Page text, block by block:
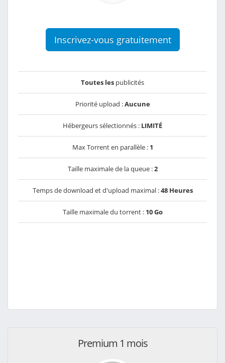
Inscrivez-vous gratuitement
Toutes les publicités
Priorité upload :Aucune
Hébergeurs sélectionnés : LIMITÉ
Max Torrent en parallèle : 1
Taille maximale de la queue :2
Temps de download et d'upload maximal :48 Heures
Taille maximale du torrent : 10 Go
Premium 1 mois